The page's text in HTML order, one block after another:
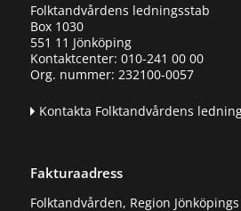
Folktandvårdens ledningsstab
Box 1030
551 11 Jönköping
Kontaktcenter: 010-241 00 00
Org. nummer: 232100-0057
Kontakta Folktandvårdens
Fakturaadress
Folktandvården, Region